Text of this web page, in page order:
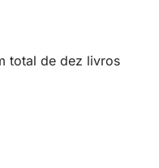
total de dez livros